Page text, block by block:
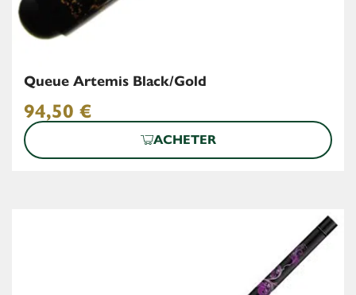
Queue Artemis Black/Gold
94,50 €
ACHETER